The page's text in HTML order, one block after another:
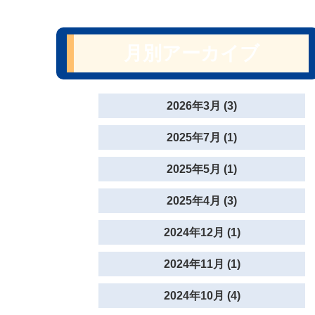
2026年3月 (3)
2025年7月 (1)
2025年5月 (1)
2025年4月 (3)
2024年12月 (1)
2024年11月 (1)
2024年10月 (4)